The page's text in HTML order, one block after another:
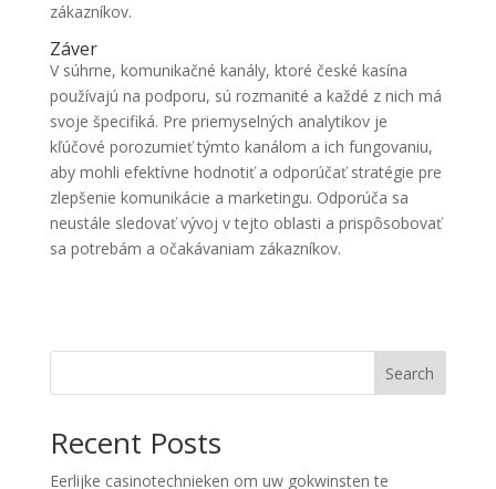
zákazníkov.
Záver
V súhrne, komunikačné kanály, ktoré české kasína
používajú na podporu, sú rozmanité a každé z nich má
svoje špecifiká. Pre priemyselných analytikov je
kľúčové porozumieť týmto kanálom a ich fungovaniu,
aby mohli efektívne hodnotiť a odporúčať stratégie pre
zlepšenie komunikácie a marketingu. Odporúča sa
neustále sledovať vývoj v tejto oblasti a prispôsobovať
sa potrebám a očakávaniam zákazníkov.
Search
Recent Posts
Eerlijke casinotechnieken om uw gokwinsten te